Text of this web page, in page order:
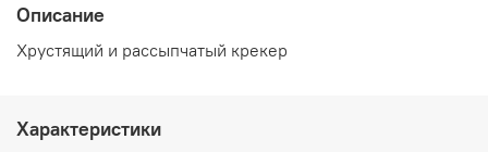
Описание
Хрустящий и рассыпчатый крекер
Характеристики